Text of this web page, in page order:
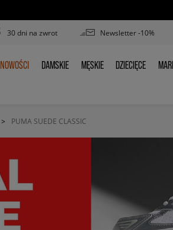
30 dni na zwrot Newsletter -10%
NOWOŚCI
NOWOŚCI DAMSKIE
DAMSKIE MĘSKIE
MĘSKIE DZIECIĘCE
DZIECIĘCE
> PUMA SUEDE CLASSIC